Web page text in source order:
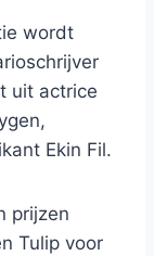
wordt
uit actrice
Ekin Fil.
prijzen
Tulip voor